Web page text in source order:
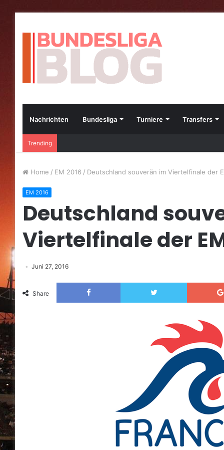
Nachrichten Bundesliga Turniere Transfers
Trending
Home / EM 2016 / Deutschland souverän im Viertelfinale der
EM 2016
Deutschland
Viertelfinale der
Juni 27, 2016
Share
Facebook Twitter